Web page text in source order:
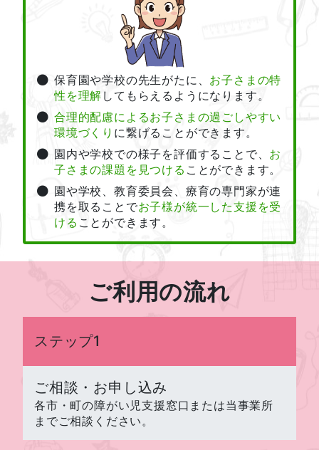
保育園や学校の先生がたに、 お子さまの特
性を理解 してもらえるようになります。
合理的配慮によるお子さまの過ごしやすい
環境づくり に繋げることができます。
園内や学校での様子を評価することで、 お
子さまの課題を見つける ことができます。
園や学校、教育委員会、療育の専門家が連
携を取ることでお子様が統一した支援を受
ける ことができます。
ご利用の流れ
ステップ1
ご相談・お申し込み
各市・町の障がい児支援窓口または当事業所
までご相談ください。